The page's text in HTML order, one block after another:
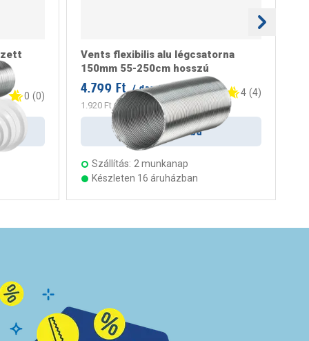
0 (0)
Vents flexibilis alu légcsatorna
150mm 55-250cm hosszú
4.799 Ft / darab
1.920 Ft/ m
4 (4)
Kosárba
Szállítás: 2 munkanap
Készleten 16 áruházban